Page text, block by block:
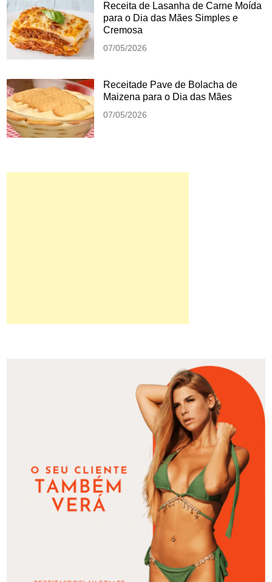
Receita de Lasanha de Carne Moída
para o Dia das Mães Simples e
Cremosa
07/05/2026
Receitade Pave de Bolacha de
Maizena para o Dia das Mães
07/05/2026